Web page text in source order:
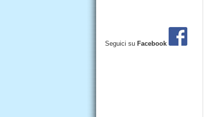
Seguici su Facebook